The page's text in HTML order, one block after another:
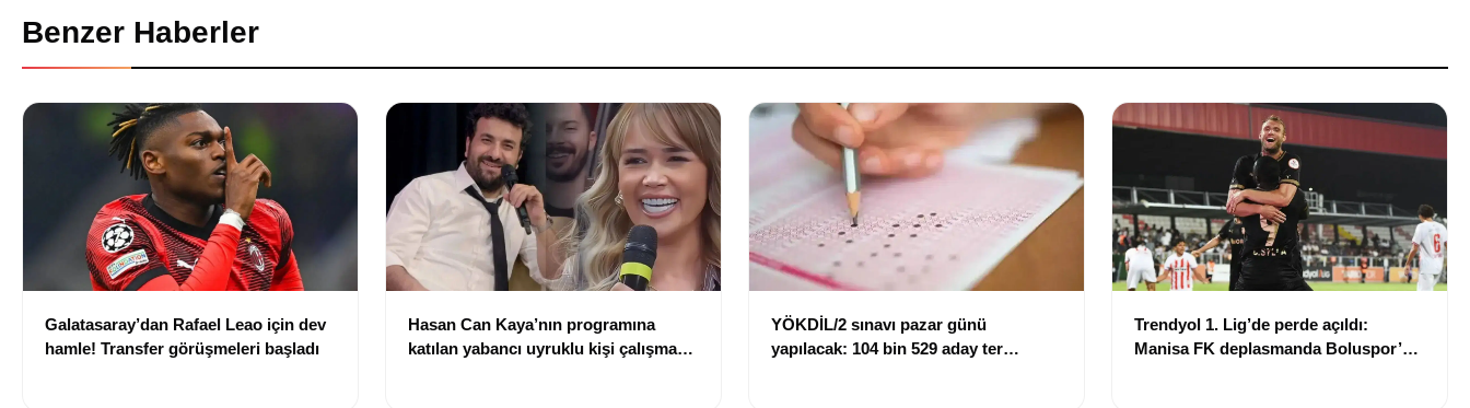
Benzer Haberler
Galatasaray’dan Rafael Leao için dev
hamle! Transfer görüşmeleri başladı
Hasan Can Kaya’nın programına
katılan yabancı uyruklu kişi çalışma
YÖKDİL/2 sınavı pazar günü
yapılacak: 104 bin 529 aday ter
Trendyol 1. Lig’de perde açıldı:
Manisa FK deplasmanda Boluspor’u